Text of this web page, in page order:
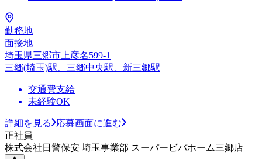
勤務地
面接地
埼玉県三郷市上彦名599-1
三郷(埼玉)駅、三郷中央駅、新三郷駅
交通費支給
未経験OK
詳細を見る
応募画面に進む
正社員
株式会社日警保安 埼玉事業部 スーパービバホーム三郷店